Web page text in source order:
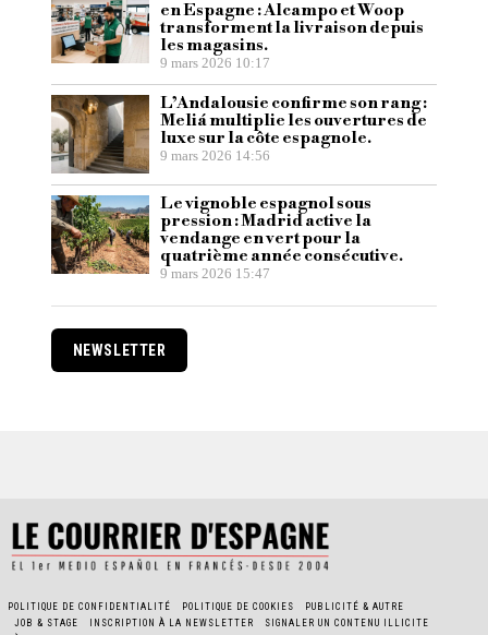
en Espagne : Alcampo et Woop
transforment la livraison depuis
les magasins.
9 mars 2026 10:17
L’Andalousie confirme son rang :
Meliá multiplie les ouvertures de
luxe sur la côte espagnole.
9 mars 2026 14:56
Le vignoble espagnol sous
pression : Madrid active la
vendange en vert pour la
quatrième année consécutive.
9 mars 2026 15:47
NEWSLETTER
POLITIQUE DE CONFIDENTIALITÉ POLITIQUE DE COOKIES
PUBLICITÉ & AUTRE
JOB & STAGE
INSCRIPTION À LA NEWSLETTER
SIGNALER UN CONTENU ILLICITE